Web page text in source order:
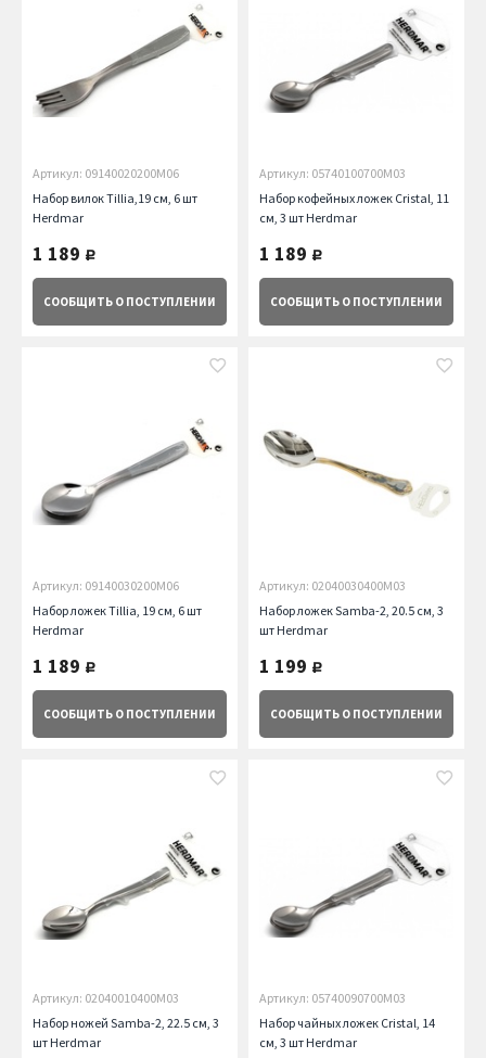
Артикул: 09140020200M06
Набор вилок Tillia,19 см, 6 шт
Herdmar
1 189 руб.
СООБЩИТЬ О ПОСТУПЛЕНИИ
Артикул: 05740100700M03
Набор кофейных ложек Cristal, 11
см, 3 шт Herdmar
1 189 руб.
СООБЩИТЬ О ПОСТУПЛЕНИИ
Артикул: 09140030200M06
Набор ложек Tillia, 19 см, 6 шт
Herdmar
1 189 руб.
СООБЩИТЬ О ПОСТУПЛЕНИИ
Артикул: 02040030400M03
Набор ложек Samba-2, 20.5 см, 3
шт Herdmar
1 199 руб.
СООБЩИТЬ О ПОСТУПЛЕНИИ
Артикул: 02040010400M03
Набор ножей Samba-2, 22.5 см, 3
шт Herdmar
Артикул: 05740090700M03
Набор чайных ложек Cristal, 14
см, 3 шт Herdmar